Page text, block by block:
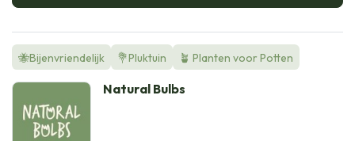
🐝Bijenvriendelijk 💐Pluktuin 🪴 Planten voor Potten
Natural Bulbs